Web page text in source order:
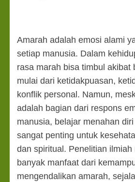
Amarah adalah emosi alami
setiap manusia. Dalam
rasa marah bisa timbul akibat
mulai dari ketidakpuasan,
konflik personal. Namun,
adalah bagian dari respons
manusia, belajar menahan
sangat penting untuk
dan spiritual. Penelitian ilmiah
banyak manfaat dari
mengendalikan amarah,